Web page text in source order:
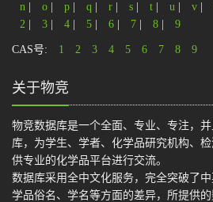
n
o p q r s t u v
2
3 4 5 6 7 8 9
CAS号: 1 2 3 4 5 6 7 8 9
关于物竞
物竞数据库是一个全面、专业、专注，并
库，为学生、学者、化学品研究机构、
供专业的化学品平台进行交流。
数据库采用全中文化服务，完全突破了
学品俗名、学名等方面的差异，所提供